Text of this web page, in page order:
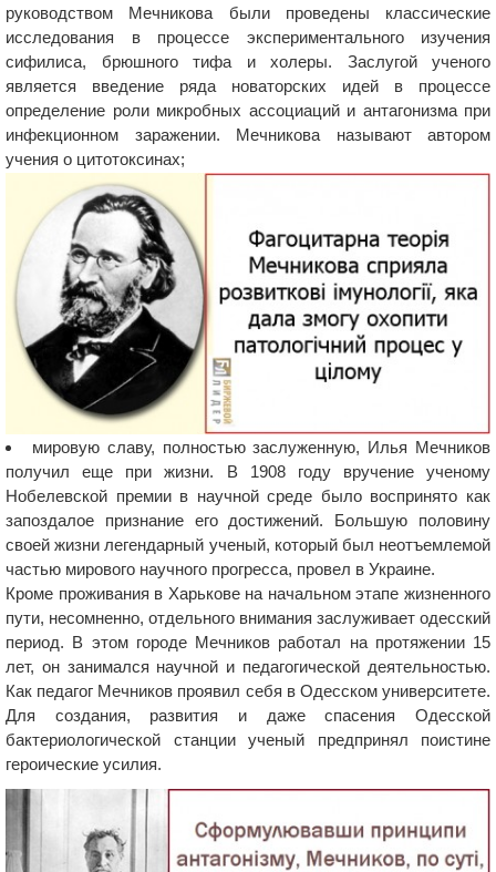
руководством Мечникова были проведены классические
исследования в процессе экспериментального изучения
сифилиса, брюшного тифа и холеры. Заслугой ученого
является введение ряда новаторских идей в процессе
определение роли микробных ассоциаций и антагонизма при
инфекционном заражении. Мечникова называют автором
учения о цитотоксинах;
мировую славу, полностью заслуженную, Илья Мечников
получил еще при жизни. В 1908 году вручение ученому
Нобелевской премии в научной среде было воспринято как
запоздалое признание его достижений. Большую половину
своей жизни легендарный ученый, который был неотъемлемой
частью мирового научного прогресса, провел в Украине.
Кроме проживания в Харькове на начальном этапе жизненного
пути, несомненно, отдельного внимания заслуживает одесский
период. В этом городе Мечников работал на протяжении 15
лет, он занимался научной и педагогической деятельностью.
Как педагог Мечников проявил себя в Одесском университете.
Для создания, развития и даже спасения Одесской
бактериологической станции ученый предпринял поистине
героические усилия.